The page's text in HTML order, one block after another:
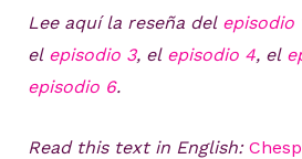
Lee aquí la reseña del episodio
el episodio 3, el episodio 4, el
episodio 6.
Read this text in English: